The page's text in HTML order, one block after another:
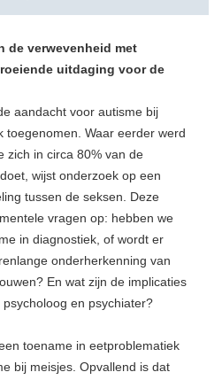
de verwevenheid met
uitdaging voor de
aandacht voor autisme bij
toegenomen. Waar eerder werd
zich in circa 80% van de
wijst onderzoek op een
tussen de seksen. Deze
vragen op: hebben we
in diagnostiek, of wordt er
onderherkenning van
En wat zijn de implicaties
en psychiater?
toename in eetproblematiek
bij meisjes. Opvallend is dat